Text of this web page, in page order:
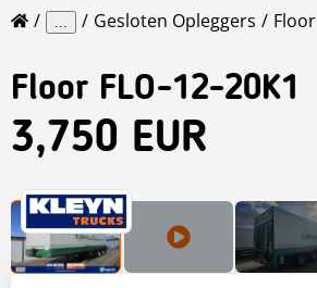
... Gesloten Opleggers Floor
Floor FLO-12-20K1
3,750 EUR